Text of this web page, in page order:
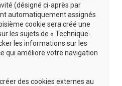
(désigné ci-après par
automatiquement assignés
cookie sera créé une
les sujets de « Technique-
les informations sur les
qui améliore votre navigation
des cookies externes au